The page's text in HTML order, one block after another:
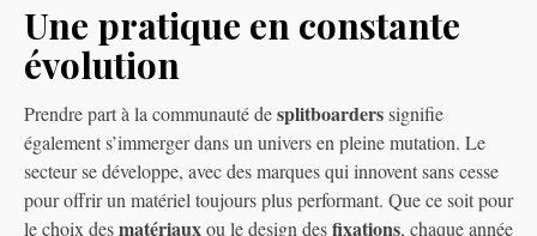
Une pratique en constante
évolution
Prendre part à la communauté desplitboarderssignifie
également s’immerger dans un univers en pleine mutation. Le
secteur se développe, avec des marques qui innovent sans cesse
pour offrir un matériel toujours plus performant. Que ce soit pour
le choix desmatériauxou le design desfixations, chaque année